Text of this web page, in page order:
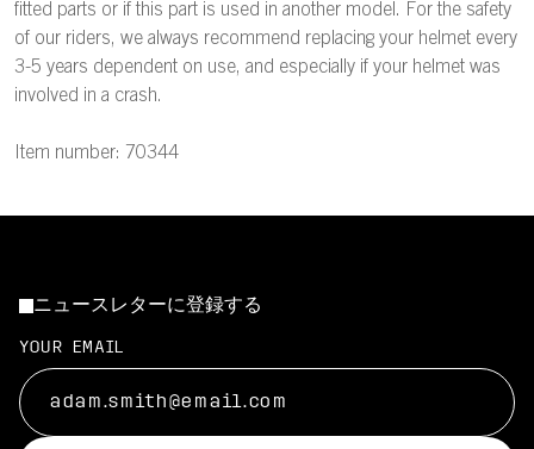
fitted parts or if this part is used in another model. For the safety
of our riders, we always recommend replacing your helmet every
3-5 years dependent on use, and especially if your helmet was
involved in a crash.
Item number: 70344
ニュースレターに登録する
YOUR EMAIL